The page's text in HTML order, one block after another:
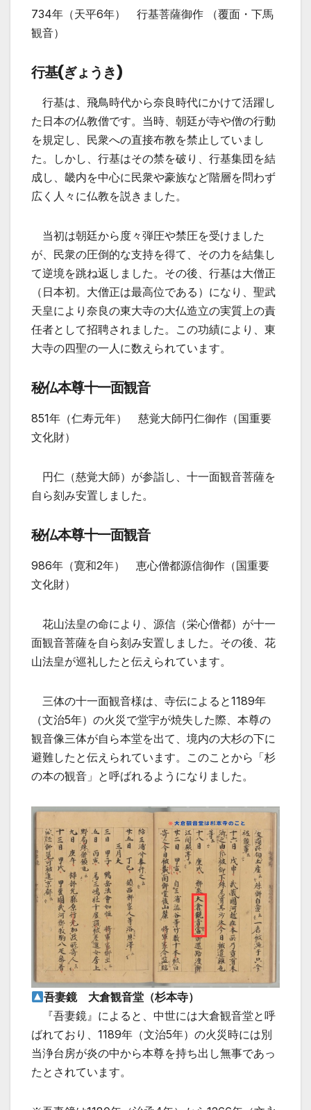
734年（天平6年） 行基菩薩御作 （覆面・下馬
観音）
行基(ぎょうき)
行基は、飛鳥時代から奈良時代にかけて活躍し
た日本の仏教僧です。当時、朝廷が寺や僧の行動
を規定し、民衆への直接布教を禁止していまし
た。しかし、行基はその禁を破り、行基集団を結
成し、畿内を中心に民衆や豪族など階層を問わず
広く人々に仏教を説きました。
当初は朝廷から度々弾圧や禁圧を受けました
が、民衆の圧倒的な支持を得て、その力を結集し
て逆境を跳ね返しました。その後、行基は大僧正
（日本初。大僧正は最高位である）になり、聖武
天皇により奈良の東大寺の大仏造立の実質上の責
任者として招聘されました。この功績により、東
大寺の四聖の一人に数えられています。
秘仏本尊十一面観音
851年（仁寿元年） 慈覚大師円仁御作 （国重要
文化財）
円仁（慈覚大師）が参詣し、十一面観音菩薩を
自ら刻み安置しました。
秘仏本尊十一面観音
986年（寛和2年） 恵心僧都源信御作 （国重要
文化財）
花山法皇の命により、源信（栄心僧都）が十一
面観音菩薩を自ら刻み安置しました。その後、花
山法皇が巡礼したと伝えられています。
三体の十一面観音様は、寺伝によると1189年
（文治5年）の火災で堂宇が焼失した際、本尊の
観音像三体が自ら本堂を出て、境内の大杉の下に
避難したと伝えられています。このことから「杉
の本の観音」と呼ばれるようになりました。
吾妻鏡 大倉観音堂（杉本寺）
『吾妻鏡』によると、中世には大倉観音堂と呼
ばれており、1189年（文治5年）の火災時には別
当浄台房が炎の中から本尊を持ち出し無事であっ
たとされています。